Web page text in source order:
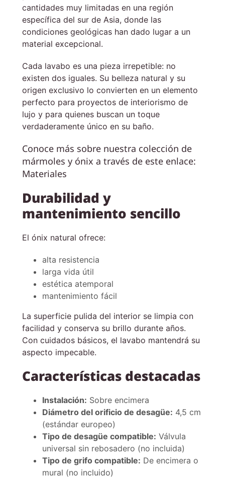
cantidades muy limitadas en una región
específica del sur de Asia, donde las
condiciones geológicas han dado lugar a un
material excepcional.
Cada lavabo es una pieza irrepetible: no
existen dos iguales. Su belleza natural y su
origen exclusivo lo convierten en un elemento
perfecto para proyectos de interiorismo de
lujo y para quienes buscan un toque
verdaderamente único en su baño.
Conoce más sobre nuestra colección de
mármoles y ónix a través de este enlace:
Materiales
Durabilidad y
mantenimiento sencillo
El ónix natural ofrece:
alta resistencia
larga vida útil
estética atemporal
mantenimiento fácil
La superficie pulida del interior se limpia con
facilidad y conserva su brillo durante años.
Con cuidados básicos, el lavabo mantendrá su
aspecto impecable.
Características destacadas
Instalación: Sobre encimera
Diámetro del orificio de desagüe: 4,5 cm
(estándar europeo)
Tipo de desagüe compatible: Válvula
universal sin rebosadero (no incluida)
Tipo de grifo compatible: De encimera o
mural (no incluido)